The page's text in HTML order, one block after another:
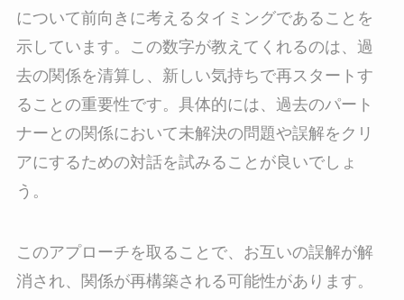
について前向きに考えるタイミングであることを
示しています。この数字が教えてくれるのは、過
去の関係を清算し、新しい気持ちで再スタートす
ることの重要性です。具体的には、過去のパート
ナーとの関係において未解決の問題や誤解をクリ
アにするための対話を試みることが良いでしょ
う。
このアプローチを取ることで、お互いの誤解が解
消され、関係が再構築される可能性があります。